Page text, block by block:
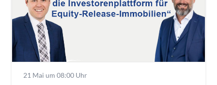
21 Mai um 08:00 Uhr